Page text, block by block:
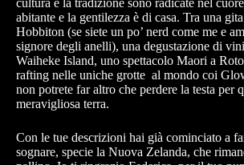
cultura e la tradizione sono radicate nel
abitante e la gentilezza è di casa. Tra una
Hobbiton (se siete un po’ nerd come me e
signore degli anelli), una degustazione di
Waiheke Island, uno spettacolo Maori a
rafting nelle uniche grotte al mondo coi
non potrete far altro che perdere la testa per
meravigliosa terra.
Con le tue descrizioni hai già cominciato a
sognare, specie la Nuova Zelanda, che